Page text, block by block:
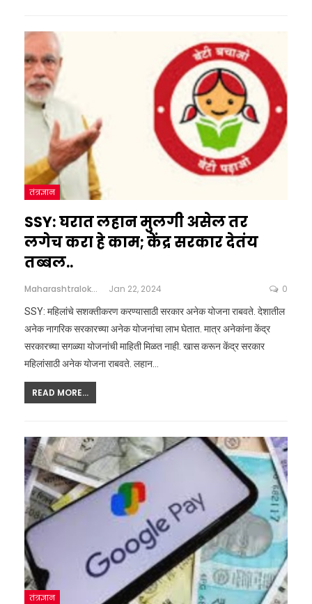
तंत्रज्ञान
SSY: घरात लहान मुलगी असेल तर
लगेच करा हे काम; केंद्र सरकार देतंय
तब्बल..
Maharashtralokshahi Jan 22, 2024 0
SSY: महिलांचे सशक्तीकरण करण्यासाठी सरकार अनेक योजना राबवते. देशातील
अनेक नागरिक सरकारच्या अनेक योजनांचा लाभ घेतात. मात्र अनेकांना केंद्र
सरकारच्या सगळ्या योजनांची माहिती मिळत नाही. खास करून केंद्र सरकार
महिलांसाठी अनेक योजना राबवते. लहान…
READ MORE...
तंत्रज्ञान